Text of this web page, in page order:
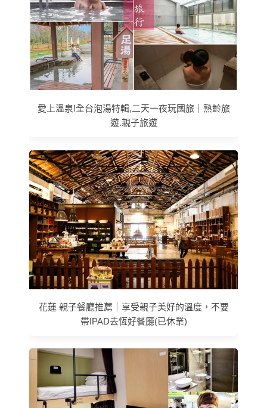
愛上溫泉!全台泡湯特輯,二天一夜玩國旅｜熟齡旅
遊.親子旅遊
花蓮 親子餐廳推薦｜享受親子美好的溫度，不要
帶IPAD去恆好餐廳(已休業)